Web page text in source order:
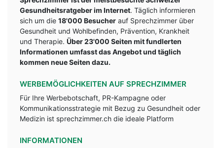
Gesundheitsratgeber im Internet. Täglich informieren
sich um die 18'000 Besucher auf Sprechzimmer über
Gesundheit und Wohlbefinden, Prävention, Krankheit
und Therapie. Über 23'000 Seiten mit fundlerten
Informationen umfasst das Angebot und täglich
kommen neue Seiten dazu.
WERBEMÖGLICHKEITEN AUF SPRECHZIMMER
Für Ihre Werbebotschaft, PR-Kampagne oder
Kommunikationsstrategie mit Bezug zu Gesundheit oder
Medizin ist sprechzimmer.ch die ideale Platform
INFORMATIONEN